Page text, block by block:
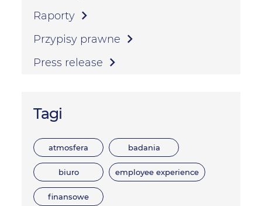
Raporty
Przypisy prawne
Press release
Tagi
atmosfera badania
biuro employee experience
finansowe